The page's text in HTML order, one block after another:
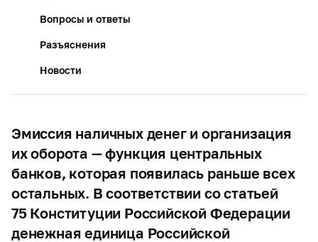
Вопросы и ответы
Разъяснения
Новости
Эмиссия наличных денег и организация
их оборота — функция центральных
банков, которая появилась раньше всех
остальных. В соответствии со статьей
75 Конституции Российской Федерации
денежная единица Российской